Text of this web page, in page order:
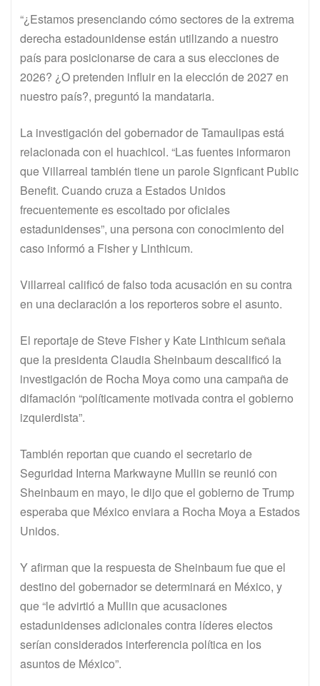
“¿Estamos presenciando cómo sectores de la extrema
derecha estadounidense están utilizando a nuestro
país para posicionarse de cara a sus elecciones de
2026? ¿O pretenden influir en la elección de 2027 en
nuestro país?, preguntó la mandataria.
La investigación del gobernador de Tamaulipas está
relacionada con el huachicol. “Las fuentes informaron
que Villarreal también tiene un parole Signficant Public
Benefit. Cuando cruza a Estados Unidos
frecuentemente es escoltado por oficiales
estadunidenses”, una persona con conocimiento del
caso informó a Fisher y Linthicum.
Villarreal calificó de falso toda acusación en su contra
en una declaración a los reporteros sobre el asunto.
El reportaje de Steve Fisher y Kate Linthicum señala
que la presidenta Claudia Sheinbaum descalificó la
investigación de Rocha Moya como una campaña de
difamación “políticamente motivada contra el gobierno
izquierdista”.
También reportan que cuando el secretario de
Seguridad Interna Markwayne Mullin se reunió con
Sheinbaum en mayo, le dijo que el gobierno de Trump
esperaba que México enviara a Rocha Moya a Estados
Unidos.
Y afirman que la respuesta de Sheinbaum fue que el
destino del gobernador se determinará en México, y
que “le advirtió a Mullin que acusaciones
estadunidenses adicionales contra líderes electos
serían considerados interferencia política en los
asuntos de México”.